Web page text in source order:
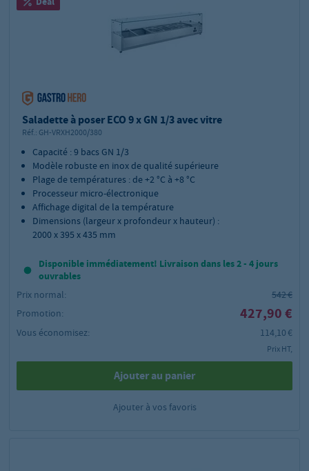
Saladette à poser ECO 9 x GN 1/3 avec vitre
Réf.: GH-VRXH2000/380
Capacité : 9 bacs GN 1/3
Modèle robuste en inox de qualité supérieure
Plage de températures : de +2 °C à +8 °C
Processeur micro-électronique
Affichage digital de la température
Dimensions (largeur x profondeur x hauteur) :
2000 x 395 x 435 mm
Disponible immédiatement! Livraison dans les 2 - 4 jours
ouvrables
Prix normal:
542 €
Promotion:
427,90 €
Vous économisez: 114,10 €
Prix HT,
Ajouter au panier
Ajouter à vos favoris